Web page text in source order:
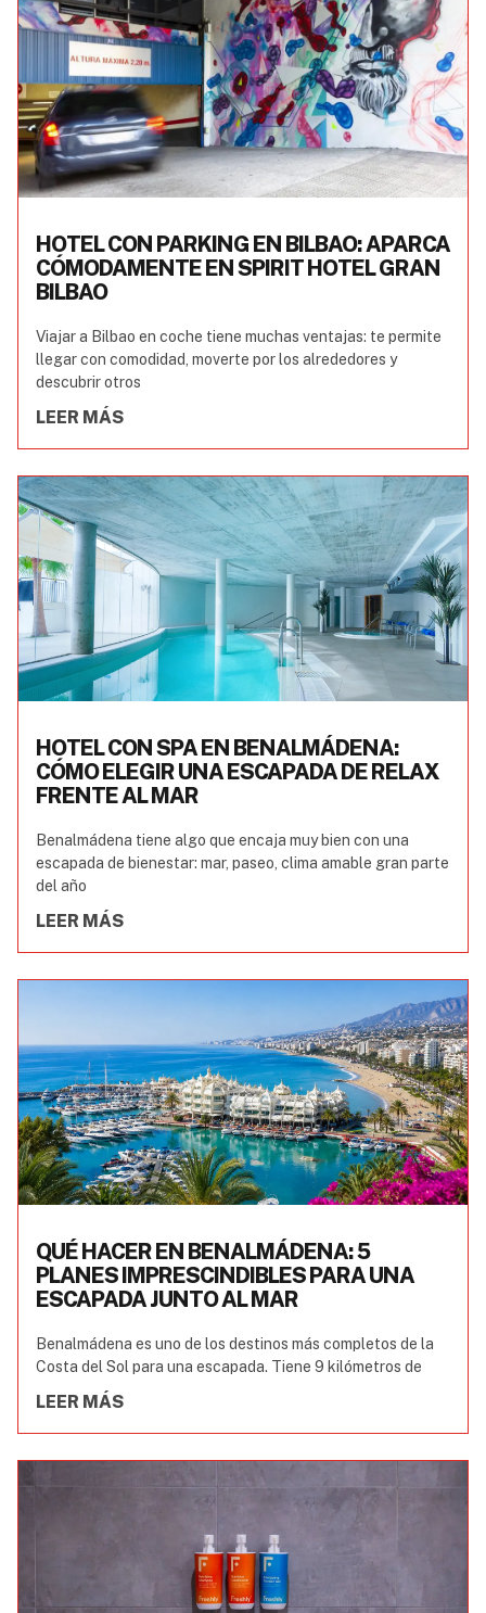
HOTEL CON PARKING EN BILBAO: APARCA
CÓMODAMENTE EN SPIRIT HOTEL GRAN
BILBAO
Viajar a Bilbao en coche tiene muchas ventajas: te permite
llegar con comodidad, moverte por los alrededores y
descubrir otros
LEER MÁS
HOTEL CON SPA EN BENALMÁDENA:
CÓMO ELEGIR UNA ESCAPADA DE RELAX
FRENTE AL MAR
Benalmádena tiene algo que encaja muy bien con una
escapada de bienestar: mar, paseo, clima amable gran parte
del año
LEER MÁS
QUÉ HACER EN BENALMÁDENA: 5
PLANES IMPRESCINDIBLES PARA UNA
ESCAPADA JUNTO AL MAR
Benalmádena es uno de los destinos más completos de la
Costa del Sol para una escapada. Tiene 9 kilómetros de
LEER MÁS